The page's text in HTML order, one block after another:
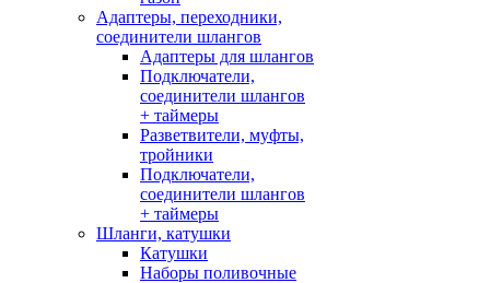
Адаптеры, переходники,
соединители шлангов
Адаптеры для шлангов
Подключатели,
соединители шлангов
+ таймеры
Разветвители, муфты,
тройники
Подключатели,
соединители шлангов
+ таймеры
Шланги, катушки
Катушки
Наборы поливочные